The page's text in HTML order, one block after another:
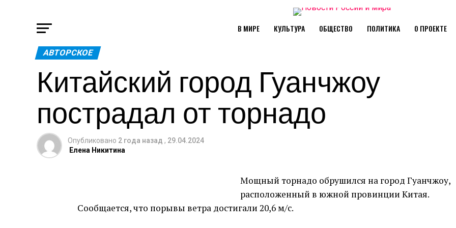
В МИРЕ КУЛЬТУРА ОБЩЕСТВО ПОЛИТИКА О ПРОЕКТЕ
АВТОРСКОЕ
Китайский город Гуанчжоу
пострадал от торнадо
Опубликовано 2 года назад , 29.04.2024
Елена Никитина
Мощный торнадо обрушился на город Гуанчжоу,
расположенный в южной провинции Китая.
Сообщается, что порывы ветра достигали 20,6 м/с.